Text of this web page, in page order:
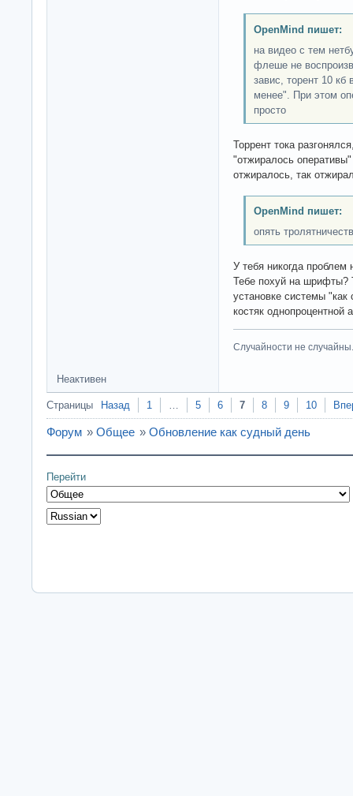
OpenMind пишет:
на видео с тем
флеше не
завис, торент 10 кб
менее". При этом
просто
Торрент тока
"отжиралось
отжиралось, так
OpenMind пишет:
опять
У тебя никогда
Тебе похуй на шрифты?
установке системы
костяк однопроцентной
Случайности не случайны.
Неактивен
Страницы Назад 1 … 5 6 7 8 9 10
Форум » Общее » Обновление как судный день
Перейти